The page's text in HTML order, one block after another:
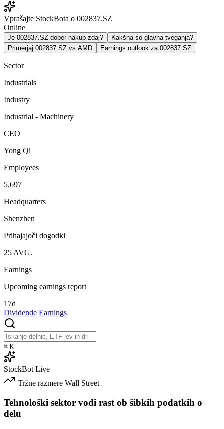
Vprašajte StockBota o 002837.SZ
Online
Je 002837.SZ dober nakup zdaj?
Kakšna so glavna tveganja?
Primerjaj 002837.SZ vs AMD
Earnings outlook za 002837.SZ
Sector
Industrials
Industry
Industrial - Machinery
CEO
Yong Qi
Employees
5,697
Headquarters
Shenzhen
Prihajajoči dogodki
25 AVG.
Earnings
Upcoming earnings report
17d
Dividende Earnings
⌘ K
StockBot Live
Tržne razmere Wall Street
Tehnološki sektor vodi rast ob šibkih podatkih o
delu